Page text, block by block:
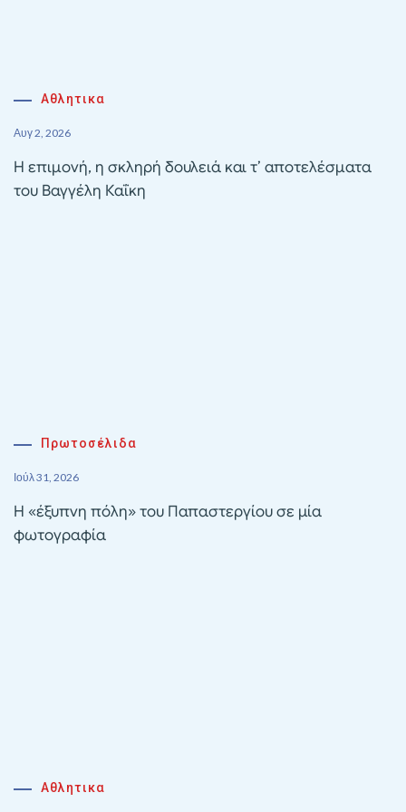
Αθλητικα
Αυγ 2, 2026
Η επιμονή, η σκληρή δουλειά και τ’ αποτελέσματα
του Βαγγέλη Καΐκη
Πρωτοσέλιδα
Ιούλ 31, 2026
Η «έξυπνη πόλη» του Παπαστεργίου σε μία
φωτογραφία
Αθλητικα